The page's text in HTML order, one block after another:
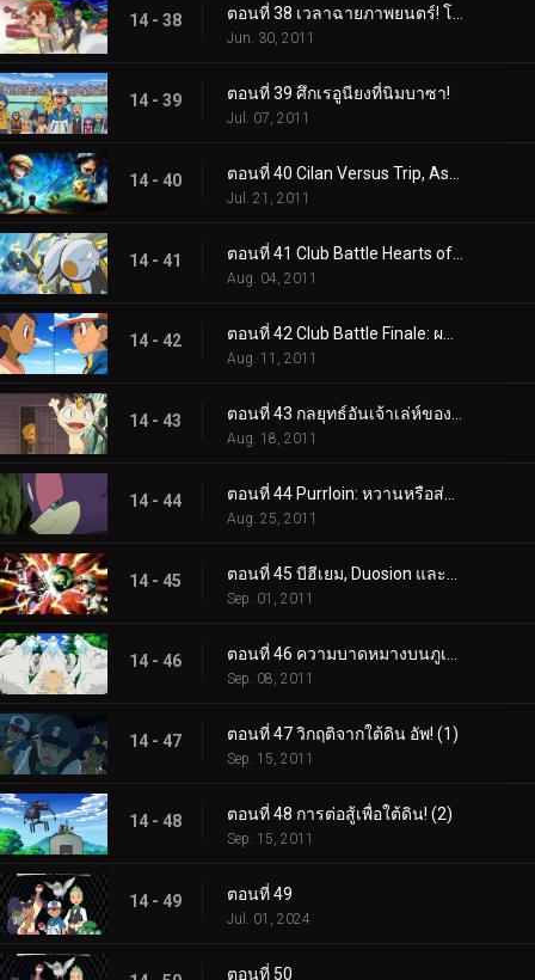
14 - 38
Jun. 30, 2011
14 - 39 ตอนที่ 39 ศึกเรอูนียงที่นิมบาซา!
Jul. 07, 2011
14 - 40
Jul. 21, 2011
14 - 41
Aug. 04, 2011
14 - 42
Aug. 11, 2011
14 - 43
Aug. 18, 2011
14 - 44
Aug. 25, 2011
14 - 45
Sep. 01, 2011
14 - 46
Sep. 08, 2011
14 - 47 ตอนที่ 47 วิกฤติจากใต้ดิน อัพ! (1)
Sep. 15, 2011
14 - 48 ตอนที่ 48 การต่อสู้เพื่อใต้ดิน! (2)
Sep. 15, 2011
14 - 49 ตอนที่ 49
Jul. 01, 2024
ตอนที่ 50